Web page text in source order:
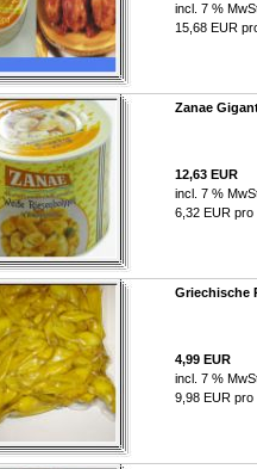
incl. 7 %
15,68 EUR
Zanae
12,63 EUR
incl. 7 %
6,32 EUR
Griechische
4,99 EUR
incl. 7 %
9,98 EUR